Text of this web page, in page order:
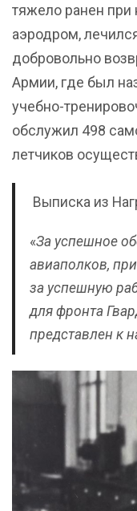
тяжело ранен при
аэродром,
добровольно
Армии, где был
учебно-
обслужил 498
летчиков
Выписка из
«За успешное
авиаполков,
за успешную
для фронта
представлен к